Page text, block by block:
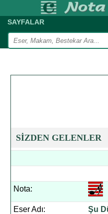
SAYFALAR
SİZDEN GELENLER
Nota:
Eser Adı:
Şu